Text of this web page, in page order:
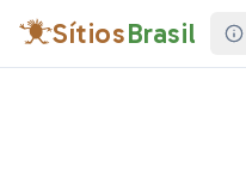
SítiosBrasil